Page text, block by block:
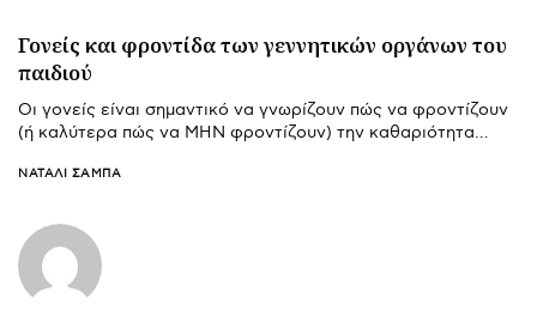
Γονείς και φροντίδα των γεννητικών οργάνων του
παιδιού
Οι γονείς είναι σημαντικό να γνωρίζουν πώς να φροντίζουν
(ή καλύτερα πώς να ΜΗΝ φροντίζουν) την καθαριότητα…
ΝΑΤΑΛΊ ΣΑΜΠΆ